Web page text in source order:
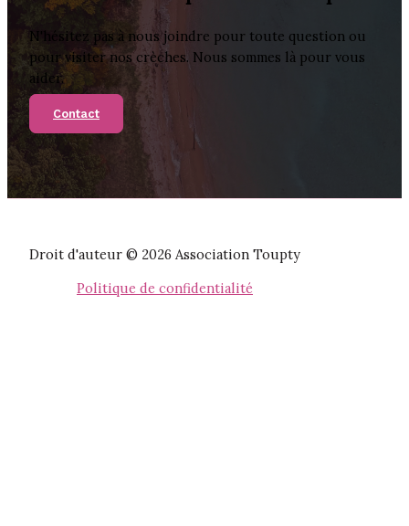
N'hésitez pas à nous joindre pour toute question ou
pour visiter nos crèches. Nous sommes là pour vous
aider.
Contact
Droit d'auteur © 2026 Association Toupty
Politique de confidentialité